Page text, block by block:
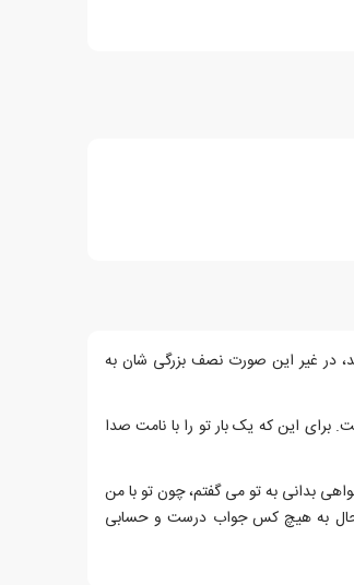
در غیر این صورت نصف بزرگی شان به
برای این که یک بار تو را با نامت صدا
بدانی به تو می گفتم، چون تو با من
حال به هیچ کس جواب درست و حسابی